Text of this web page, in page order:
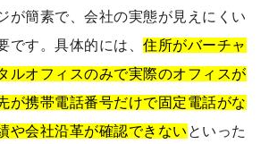
が簡素で、会社の実態が見えにくい
です。具体的には、 住所がバーチャ
ルオフィスのみで実際のオフィスが
が携帯電話番号だけで固定電話がな
や会社沿革が確認できない といった